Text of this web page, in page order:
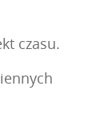
czasu.